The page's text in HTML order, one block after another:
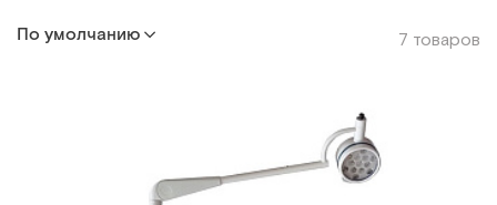
По умолчанию 7 товаров